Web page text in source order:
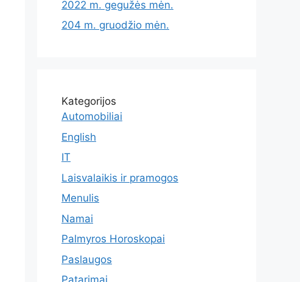
2022 m. gegužės mėn.
204 m. gruodžio mėn.
Kategorijos
Automobiliai
English
IT
Laisvalaikis ir pramogos
Menulis
Namai
Palmyros Horoskopai
Paslaugos